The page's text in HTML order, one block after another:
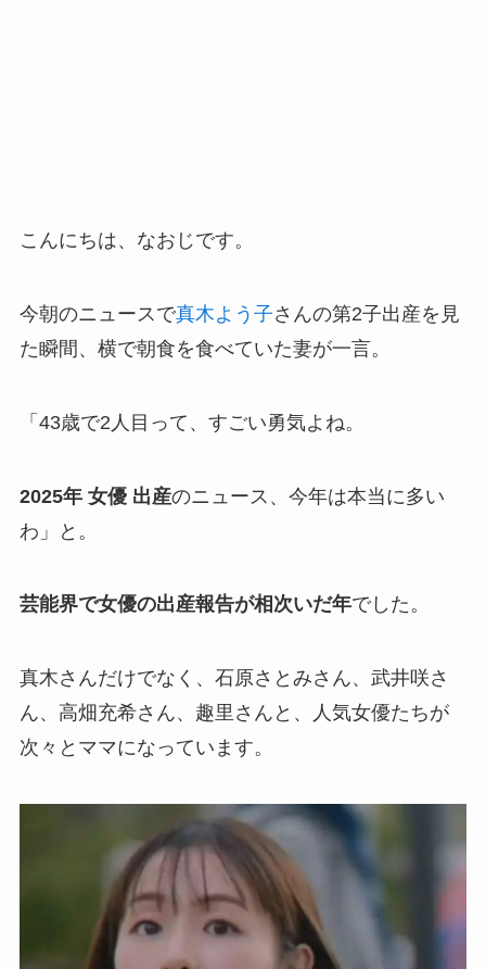
こんにちは、なおじです。
今朝のニュースで真木よう子さんの第2子出産を見
た瞬間、横で朝食を食べていた妻が一言。
「43歳で2人目って、すごい勇気よね。
2025年 女優 出産のニュース、今年は本当に多い
わ」と。
芸能界で女優の出産報告が相次いだ年でした。
真木さんだけでなく、石原さとみさん、武井咲さ
ん、高畑充希さん、趣里さんと、人気女優たちが
次々とママになっています。